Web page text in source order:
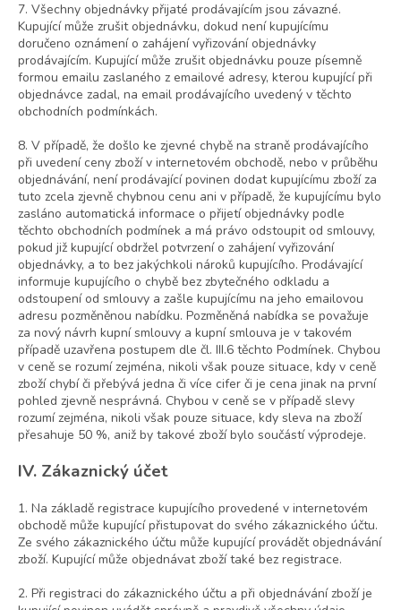
7. Všechny objednávky přijaté prodávajícím jsou závazné.
Kupující může zrušit objednávku, dokud není kupujícímu
doručeno oznámení o zahájení vyřizování objednávky
prodávajícím. Kupující může zrušit objednávku pouze písemně
formou emailu zaslaného z emailové adresy, kterou kupující při
objednávce zadal, na email prodávajícího uvedený v těchto
obchodních podmínkách.
8. V případě, že došlo ke zjevné chybě na straně prodávajícího
při uvedení ceny zboží v internetovém obchodě, nebo v průběhu
objednávání, není prodávající povinen dodat kupujícímu zboží za
tuto zcela zjevně chybnou cenu ani v případě, že kupujícímu bylo
zasláno automatická informace o přijetí objednávky podle
těchto obchodních podmínek a má právo odstoupit od smlouvy,
pokud již kupující obdržel potvrzení o zahájení vyřizování
objednávky, a to bez jakýchkoli nároků kupujícího. Prodávající
informuje kupujícího o chybě bez zbytečného odkladu a
odstoupení od smlouvy a zašle kupujícímu na jeho emailovou
adresu pozměněnou nabídku. Pozměněná nabídka se považuje
za nový návrh kupní smlouvy a kupní smlouva je v takovém
případě uzavřena postupem dle čl. III.6 těchto Podmínek. Chybou
v ceně se rozumí zejména, nikoli však pouze situace, kdy v ceně
zboží chybí či přebývá jedna či více cifer či je cena jinak na první
pohled zjevně nesprávná. Chybou v ceně se v případě slevy
rozumí zejména, nikoli však pouze situace, kdy sleva na zboží
přesahuje 50 %, aniž by takové zboží bylo součástí výprodeje.
IV. Zákaznický účet
1. Na základě registrace kupujícího provedené v internetovém
obchodě může kupující přistupovat do svého zákaznického účtu.
Ze svého zákaznického účtu může kupující provádět objednávání
zboží. Kupující může objednávat zboží také bez registrace.
2. Při registraci do zákaznického účtu a při objednávání zboží je